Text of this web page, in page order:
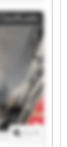
I
S.L.
I
S.L.
I
S.L.
I
S.L.
I